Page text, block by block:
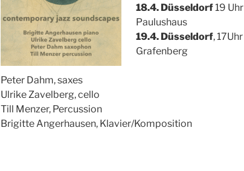
18.4. Düsseldorf19 Uhr
Paulushaus
19.4. Düsseldorf, 17Uhr
Grafenberg
Peter Dahm, saxes
Ulrike Zavelberg, cello
Till Menzer, Percussion
Brigitte Angerhausen, Klavier/Komposition